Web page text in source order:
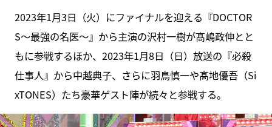
2023年1月3日（火）にファイナルを迎える『DOCTOR
S～最強の名医～』から主演の沢村一樹が髙嶋政伸とと
もに参戦するほか、2023年1月8日（日）放送の『必殺
仕事人』から中越典子、さらに羽鳥慎一や髙地優吾（Si
xTONES）たち豪華ゲスト陣が続々と参戦する。